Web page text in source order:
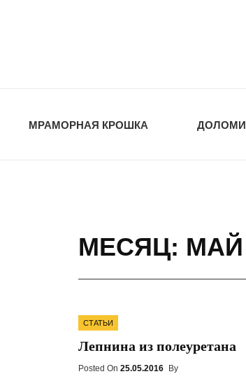
МРАМОРНАЯ КРОШКА
МЕСЯЦ: МАЙ
Categories
СТАТЬИ
Лепнина из полеуретана
Posted On Posted
25.05.2016 By